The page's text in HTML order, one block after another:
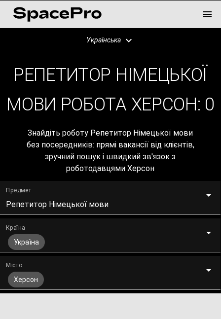
Українська
РЕПЕТИТОР НІМЕЦЬКОЇ
МОВИ РОБОТА ХЕРСОН: 0
Знайдіть роботу Репетитор Німецької мови
без посередників: прямі вакансії від клієнтів,
зручний пошук і швидкий зв'язок з
роботодавцями Херсон
Предмет
Репетитор Німецької мови
Країна
Україна
Місто
Херсон